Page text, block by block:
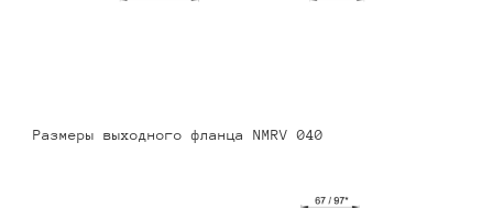
Размеры выходного фланца NMRV 040